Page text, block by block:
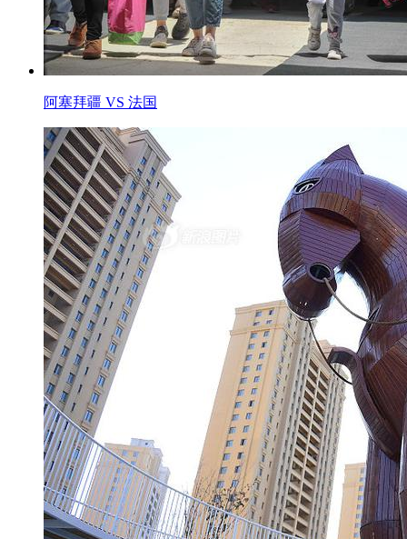
阿塞拜疆 VS 法国